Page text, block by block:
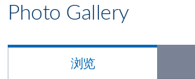
Photo Gallery
浏览